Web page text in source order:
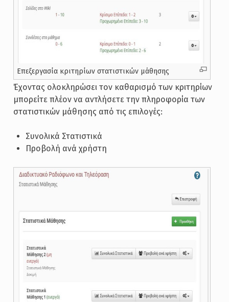
Επεξεργασία κριτηρίων στατιστικών μάθησης
Έχοντας ολοκληρώσει τον καθαρισμό των κριτηρίων
μπορείτε πλέον να αντλήσετε την πληροφορία των
στατιστικών μάθησης από τις επιλογές:
Συνολικά Στατιστικά
Προβολή ανά χρήστη